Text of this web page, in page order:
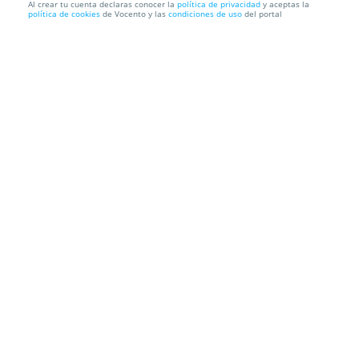
Electroestimulación y cavitación previo a los
Al crear tu cuenta declaras conocer la política de privacidad y aceptas la
política de cookies de Vocento y las condiciones de uso del portal